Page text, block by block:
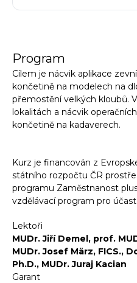
Program
Cílem je nácvik aplikace
končetině na modelech na
přemostění velkých kloubů.
lokalitách a nácvik
končetině na kadaverech.
Kurz je financován z
státního rozpočtu ČR
programu Zaměstnanost
vzdělávací program pro
Lektoři
MUDr. Jiří Demel, prof.
MUDr. Josef März, FICS.,
Ph.D., MUDr. Juraj Kacian
Garant